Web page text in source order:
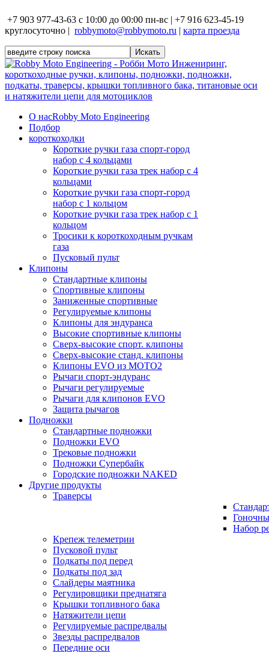
+7 903 977-43-63 с 10:00 до 00:00 пн-вс | +7 916 623-45-19
круглосуточно | robbymoto@robbymoto.ru | карта проезда
О насRobby Moto Engineering
Подбор
короткоходки
Короткие ручки газа спорт-город
набор с 4 кольцами
Короткие ручки газа трек набор с 4
кольцами
Короткие ручки газа спорт-город
набор с 1 кольцом
Короткие ручки газа трек набор с 1
кольцом
Тросики к короткоходным ручкам
газа
Пусковый пульт
Клипоны
Стандартные клипоны
Спортивные клипоны
Заниженные спортивные
Регулируемые клипоны
Клипоны для эндуранса
Высокие спортивные клипоны
Сверх-высокие спорт. клипоны
Сверх-высокие станд. клипоны
Клипоны EVO из MOTO2
Рычаги спорт-эндуранс
Рычаги регулируемые
Рычаги для клипонов EVO
Защита рычагов
Подножки
Стандартные подножки
Подножки EVO
Трековые подножки
Подножки Супербайк
Городские подножки NAKED
Другие продукты
Траверсы
Набор
Крепеж телеметрии
Пусковой пульт
Подкаты под перед
Подкаты под зад
Слайдеры маятника
Регулировщики преднатяга
Крышки топливного бака
Натяжители цепи
Регулируемые распредвалы
Звезды распредвалов
Передние оси